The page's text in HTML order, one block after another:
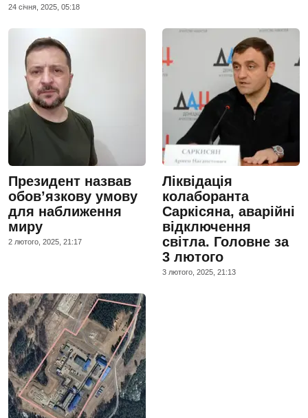
24 сiчня, 2025, 05:18
Президент назвав
обов’язкову умову
для наближення
миру
2 лютого, 2025, 21:17
Ліквідація
колаборанта
Саркісяна, аварійні
відключення
світла. Головне за
3 лютого
3 лютого, 2025, 21:13